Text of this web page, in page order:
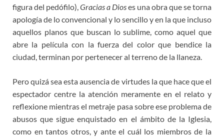
figura del pedófilo),Gracias a Dioses una obra que se torna
apología de lo convencional y lo sencillo y en la que incluso
aquellos planos que buscan lo sublime, como aquel que
abre la película con la fuerza del color que bendice la
ciudad, terminan por pertenecer al terreno de la llaneza.
Pero quizá sea esta ausencia de virtudes la que hace que el
espectador centre la atención meramente en el relato y
reflexione mientras el metraje pasa sobre ese problema de
abusos que sigue enquistado en el ámbito de la Iglesia,
como en tantos otros, y ante el cuál los miembros de la